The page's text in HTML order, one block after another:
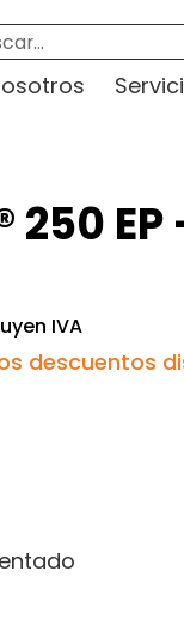
250
IVA
descuentos